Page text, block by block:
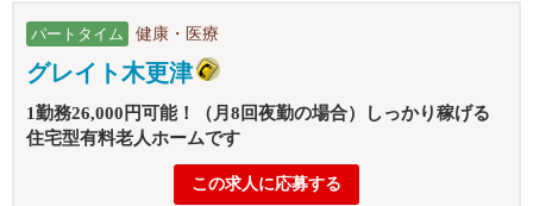
パートタイム 健康・医療
グレイト木更津
1勤務26,000円可能！（月8回夜勤の場合）しっかり稼げる
住宅型有料老人ホームです
この求人に応募する